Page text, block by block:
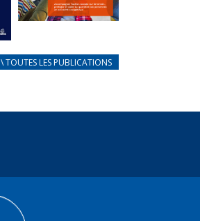
au coeur de
nos actions
\ TOUTES LES PUBLICATIONS